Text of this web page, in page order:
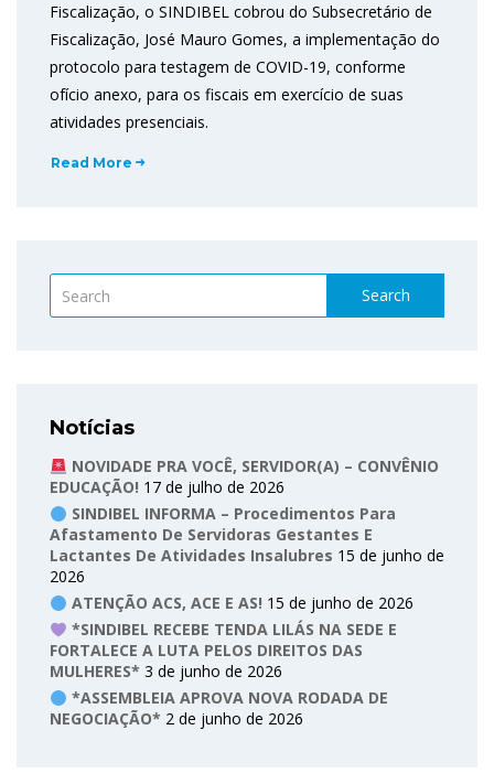
Fiscalização, o SINDIBEL cobrou do Subsecretário de
Fiscalização, José Mauro Gomes, a implementação do
protocolo para testagem de COVID-19, conforme
ofício anexo, para os fiscais em exercício de suas
atividades presenciais.
Read More
Search
Notícias
NOVIDADE PRA VOCÊ, SERVIDOR(A) – CONVÊNIO
EDUCAÇÃO! 17 de julho de 2026
SINDIBEL INFORMA – Procedimentos Para
Afastamento De Servidoras Gestantes E
Lactantes De Atividades Insalubres 15 de junho de
2026
ATENÇÃO ACS, ACE E AS! 15 de junho de 2026
*SINDIBEL RECEBE TENDA LILÁS NA SEDE E
FORTALECE A LUTA PELOS DIREITOS DAS
MULHERES* 3 de junho de 2026
*ASSEMBLEIA APROVA NOVA RODADA DE
NEGOCIAÇÃO* 2 de junho de 2026